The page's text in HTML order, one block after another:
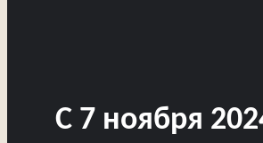
С 7 ноября